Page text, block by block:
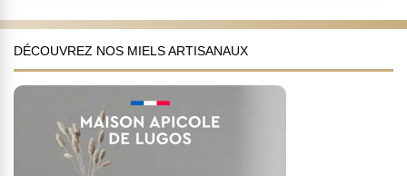
DÉCOUVREZ NOS MIELS ARTISANAUX